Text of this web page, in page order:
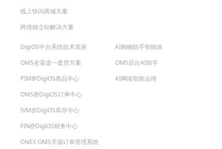
线上快闪商城方案
跨境独立站解决方案
DigiOS中台系统技术底座
OMS全渠道一盘货方案
PIM@DigiOS商品中心
OMS@DigiOS订单中心
IVM@DigiOS库存中心
FIN@DigiOS财务中心
ONEX OMS开源订单管理系统
AI购物助手智能体
OMS后台AI助手
AI网络智能运维